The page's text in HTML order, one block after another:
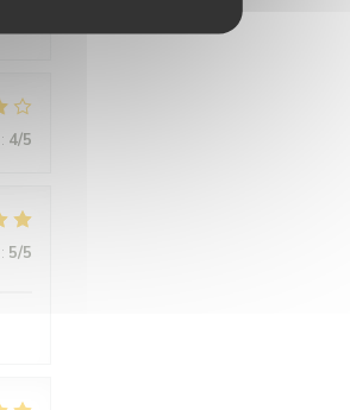
: 4/5
: 5/5